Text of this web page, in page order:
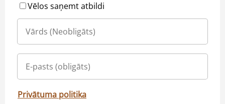
Vēlos saņemt atbildi
Privātuma politika